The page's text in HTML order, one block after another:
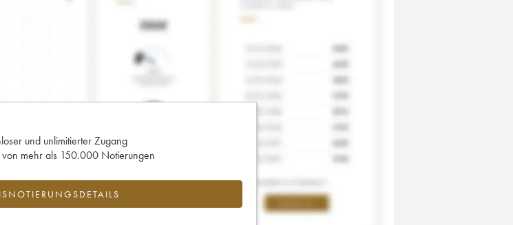
und unlimitierter Zugang
von mehr als 150.000 Notierungen